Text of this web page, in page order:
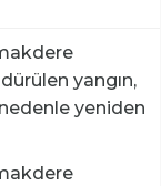
yangın,
yeniden